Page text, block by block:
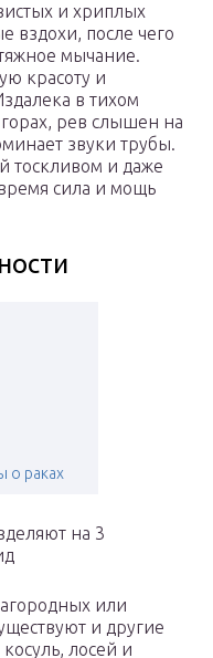
и хриплых
вздохи, после чего
мычание.
красоту и
в тихом
рев слышен на
звуки трубы.
тоскливом и даже
сила и мощь
о раках
на 3
или
и другие
лосей и